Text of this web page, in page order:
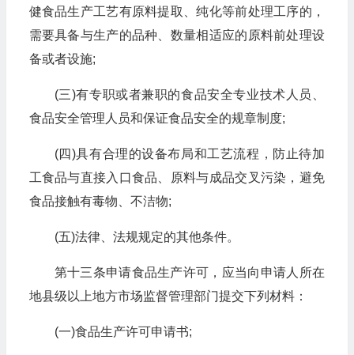
健食品生产工艺有原料提取、纯化等前处理工序的，
需要具备与生产的品种、数量相适应的原料前处理设
备或者设施;
(三)有专职或者兼职的食品安全专业技术人员、
食品安全管理人员和保证食品安全的规章制度;
(四)具有合理的设备布局和工艺流程，防止待加
工食品与直接入口食品、原料与成品交叉污染，避免
食品接触有毒物、不洁物;
(五)法律、法规规定的其他条件。
第十三条申请食品生产许可，应当向申请人所在
地县级以上地方市场监督管理部门提交下列材料：
(一)食品生产许可申请书;